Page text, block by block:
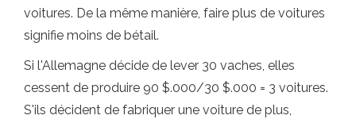
voitures. De la même manière, faire plus de voitures
signifie moins de bétail.
Si l'Allemagne décide de lever 30 vaches, elles
cessent de produire 90 $.000/30 $.000 = 3 voitures.
S'ils décident de fabriquer une voiture de plus,